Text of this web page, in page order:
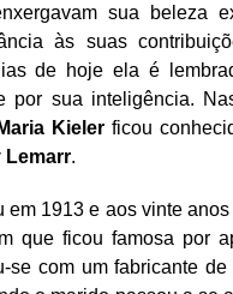
sua beleza
às suas
de hoje ela é
por sua inteligência.
Kieler ficou
Lemarr.
em 1913 e aos vinte
que ficou famosa por
se com um fabricante de